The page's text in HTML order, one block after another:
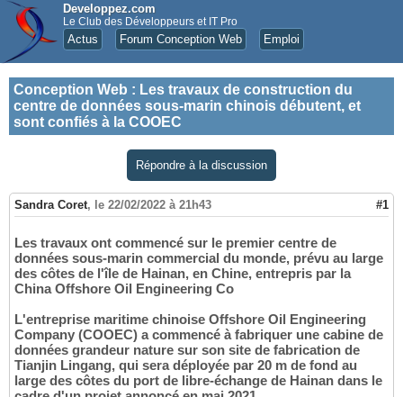
Developpez.com
Le Club des Développeurs et IT Pro
Actus Forum Conception Web Emploi
Conception Web : Les travaux de construction du
centre de données sous-marin chinois débutent, et
sont confiés à la COOEC
Répondre à la discussion
Sandra Coret, le 22/02/2022 à 21h43 #1
Les travaux ont commencé sur le premier centre de
données sous-marin commercial du monde, prévu au large
des côtes de l'île de Hainan, en Chine, entrepris par la
China Offshore Oil Engineering Co
L'entreprise maritime chinoise Offshore Oil Engineering
Company (COOEC) a commencé à fabriquer une cabine de
données grandeur nature sur son site de fabrication de
Tianjin Lingang, qui sera déployée par 20 m de fond au
large des côtes du port de libre-échange de Hainan dans le